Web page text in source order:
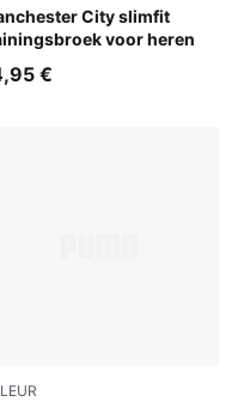
City slimfit
voor heren
Black-Cast Iron
€